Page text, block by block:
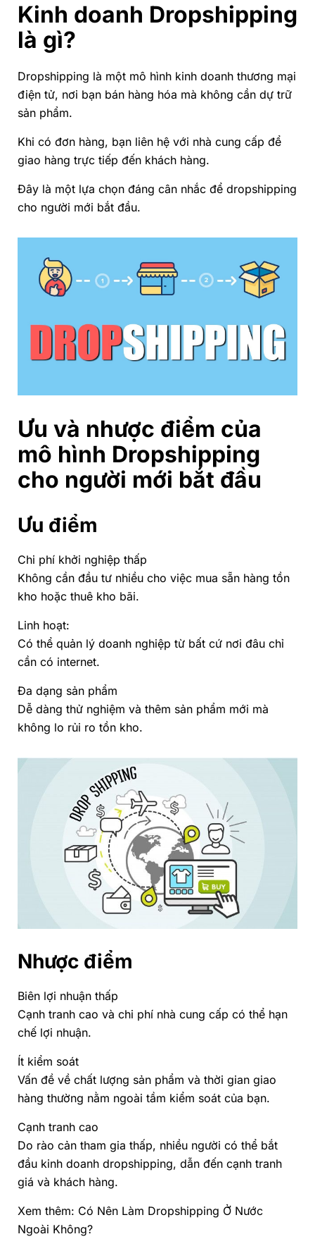
Kinh doanh Dropshipping
là gì?
Dropshipping là một mô hình kinh doanh thương mại
điện tử, nơi bạn bán hàng hóa mà không cần dự trữ
sản phẩm.
Khi có đơn hàng, bạn liên hệ với nhà cung cấp để
giao hàng trực tiếp đến khách hàng.
Đây là một lựa chọn đáng cân nhắc để dropshipping
cho người mới bắt đầu.
Ưu và nhược điểm của
mô hình Dropshipping
cho người mới bắt đầu
Ưu điểm
Chi phí khởi nghiệp thấp
Không cần đầu tư nhiều cho việc mua sẵn hàng tồn
kho hoặc thuê kho bãi.
Linh hoạt:
Có thể quản lý doanh nghiệp từ bất cứ nơi đâu chỉ
cần có internet.
Đa dạng sản phẩm
Dễ dàng thử nghiệm và thêm sản phẩm mới mà
không lo rủi ro tồn kho.
Nhược điểm
Biên lợi nhuận thấp
Cạnh tranh cao và chi phí nhà cung cấp có thể hạn
chế lợi nhuận.
Ít kiểm soát
Vấn đề về chất lượng sản phẩm và thời gian giao
hàng thường nằm ngoài tầm kiểm soát của bạn.
Cạnh tranh cao
Do rào cản tham gia thấp, nhiều người có thể bắt
đầu kinh doanh dropshipping, dẫn đến cạnh tranh
giá và khách hàng.
Xem thêm: Có Nên Làm Dropshipping Ở Nước
Ngoài Không?